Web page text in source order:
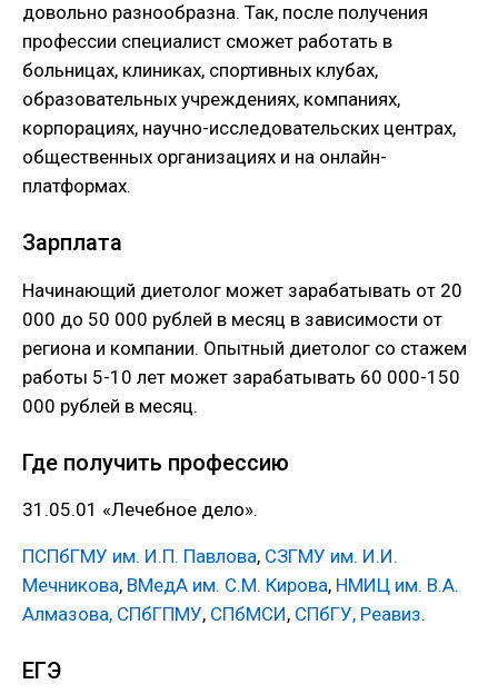
довольно разнообразна. Так, после получения
профессии специалист сможет работать в
больницах, клиниках, спортивных клубах,
образовательных учреждениях, компаниях,
корпорациях, научно-исследовательских центрах,
общественных организациях и на онлайн-
платформах.
Зарплата
Начинающий диетолог может зарабатывать от 20
000 до 50 000 рублей в месяц в зависимости от
региона и компании. Опытный диетолог со стажем
работы 5-10 лет может зарабатывать 60 000-150
000 рублей в месяц.
Где получить профессию
31.05.01 «Лечебное дело».
ПСПбГМУ им. И.П. Павлова, СЗГМУ им. И.И.
Мечникова, ВМедА им. С.М. Кирова, НМИЦ им. В.А.
Алмазова, СПбГПМУ, СПбМСИ, СПбГУ, Реавиз.
ЕГЭ